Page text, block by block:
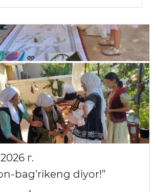
г.
bag’rikeng diyor!”